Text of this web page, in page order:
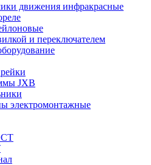
движения инфракрасные
и переключателем
JXB
электромонтажные